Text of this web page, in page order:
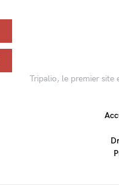
Tripalio, le premier site